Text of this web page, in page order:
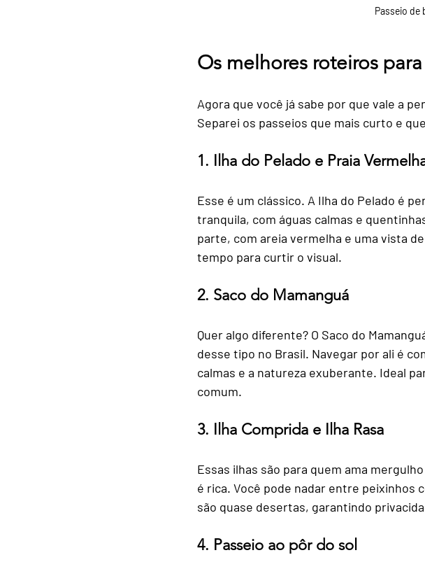
Passeio de
Os melhores roteiros
Agora que você já sabe por que vale a
Separei os passeios que mais curto e
1. Ilha do Pelado e Praia
Esse é um clássico. A Ilha do Pelado é
tranquila, com águas calmas e
parte, com areia vermelha e uma vista
tempo para curtir o visual.
2. Saco do Mamanguá
Quer algo diferente? O Saco do
desse tipo no Brasil. Navegar por ali é
calmas e a natureza exuberante. Ideal
comum.
3. Ilha Comprida e Ilha Rasa
Essas ilhas são para quem ama
é rica. Você pode nadar entre peixinhos
são quase desertas, garantindo
4. Passeio ao pôr do sol